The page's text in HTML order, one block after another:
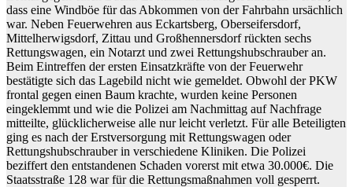
dass eine Windböe für das Abkommen von der Fahrbahn ursächlich
war. Neben Feuerwehren aus Eckartsberg, Oberseifersdorf,
Mittelherwigsdorf, Zittau und Großhennersdorf rückten sechs
Rettungswagen, ein Notarzt und zwei Rettungshubschrauber an.
Beim Eintreffen der ersten Einsatzkräfte von der Feuerwehr
bestätigte sich das Lagebild nicht wie gemeldet. Obwohl der PKW
frontal gegen einen Baum krachte, wurden keine Personen
eingeklemmt und wie die Polizei am Nachmittag auf Nachfrage
mitteilte, glücklicherweise alle nur leicht verletzt. Für alle Beteiligten
ging es nach der Erstversorgung mit Rettungswagen oder
Rettungshubschrauber in verschiedene Kliniken. Die Polizei
beziffert den entstandenen Schaden vorerst mit etwa 30.000€. Die
Staatsstraße 128 war für die Rettungsmaßnahmen voll gesperrt.